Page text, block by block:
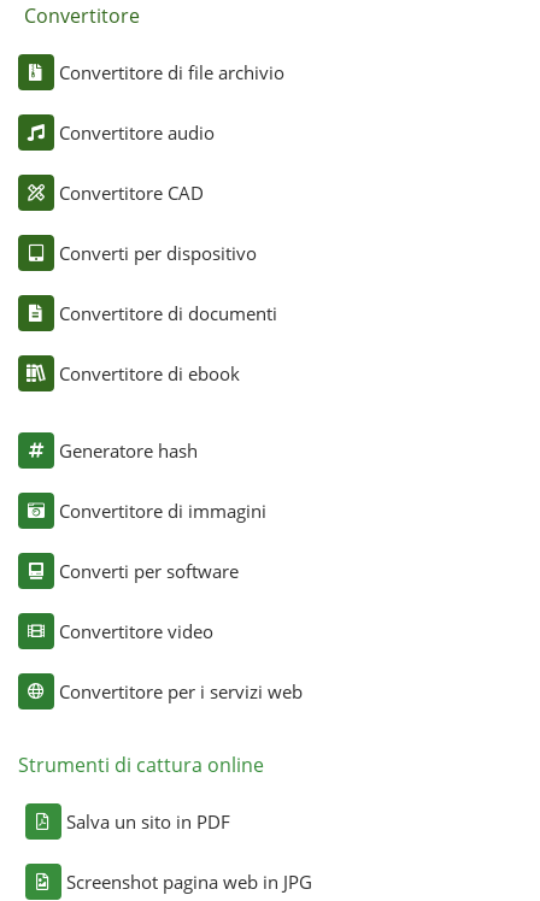
Convertitore
Convertitore di file archivio
Convertitore audio
Convertitore CAD
Converti per dispositivo
Convertitore di documenti
Convertitore di ebook
Generatore hash
Convertitore di immagini
Converti per software
Convertitore video
Convertitore per i servizi web
Strumenti di cattura online
Salva un sito in PDF
Screenshot pagina web in JPG